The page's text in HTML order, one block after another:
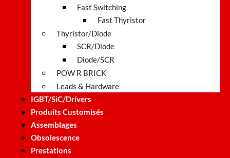
Fast Switching
Fast Thyristor
Thyristor/Diode
SCR/Diode
Diode/SCR
POW R BRICK
Leads & Hardware
IGBT/SiC/Drivers
Produits Customisés
Assemblages
Obsolescence
Prestations